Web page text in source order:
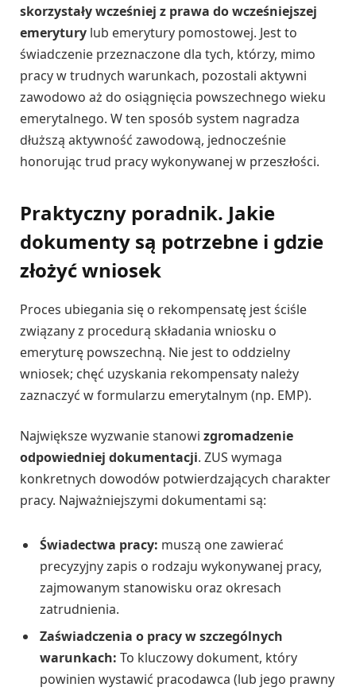
skorzystały wcześniej z prawa do wcześniejszej
emerytury lub emerytury pomostowej. Jest to
świadczenie przeznaczone dla tych, którzy, mimo
pracy w trudnych warunkach, pozostali aktywni
zawodowo aż do osiągnięcia powszechnego wieku
emerytalnego. W ten sposób system nagradza
dłuższą aktywność zawodową, jednocześnie
honorując trud pracy wykonywanej w przeszłości.
Praktyczny poradnik. Jakie
dokumenty są potrzebne i gdzie
złożyć wniosek
Proces ubiegania się o rekompensatę jest ściśle
związany z procedurą składania wniosku o
emeryturę powszechną. Nie jest to oddzielny
wniosek; chęć uzyskania rekompensaty należy
zaznaczyć w formularzu emerytalnym (np. EMP).
Największe wyzwanie stanowi zgromadzenie
odpowiedniej dokumentacji. ZUS wymaga
konkretnych dowodów potwierdzających charakter
pracy. Najważniejszymi dokumentami są:
Świadectwa pracy: muszą one zawierać
precyzyjny zapis o rodzaju wykonywanej pracy,
zajmowanym stanowisku oraz okresach
zatrudnienia.
Zaświadczenia o pracy w szczególnych
warunkach: To kluczowy dokument, który
powinien wystawić pracodawca (lub jego prawny